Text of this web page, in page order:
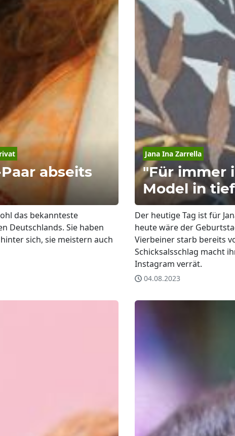
abseits
das bekannteste
Deutschlands. Sie haben
sich, sie meistern auch
Jana Ina Zarrella
"Für immer
Model in
Der heutige Tag ist für
heute wäre der
Vierbeiner starb bereits
Schicksalsschlag macht
Instagram verrät.
04.08.2023